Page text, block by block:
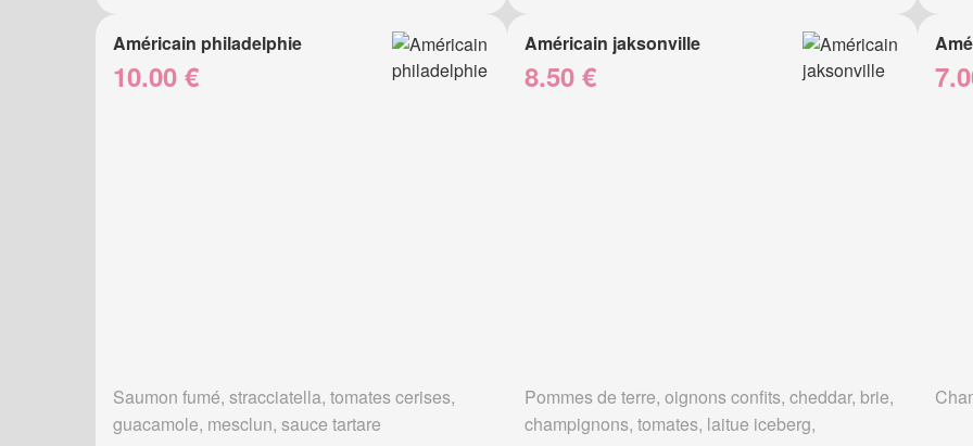
Américain philadelphie
10.00 €
Saumon fumé, stracciatella, tomates cerises,
guacamole, mesclun, sauce tartare
Américain jaksonville
8.50 €
Pommes de terre, oignons confits, cheddar, brie,
champignons, tomates, laitue iceberg,